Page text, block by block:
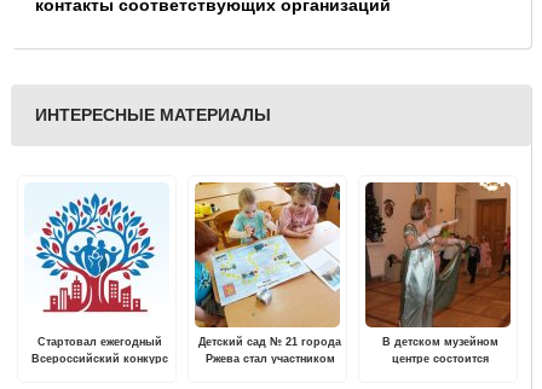
контакты соответствующих организаций
ИНТЕРЕСНЫЕ МАТЕРИАЛЫ
Стартовал ежегодный
Всероссийский конкурс
Детский сад № 21 города
Ржева стал участником
В детском музейном
центре состоится